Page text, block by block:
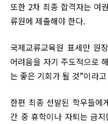
또한 2차 최종 합격자는 여
류원에 제출해야 한다.
국제교류교육원 표세만 원
어려움을 자기 주도적으로
는 좋은 기회가 될 것”이라
한편 최종 선발된 학우들에
간 중 휴학이나 자퇴는 금